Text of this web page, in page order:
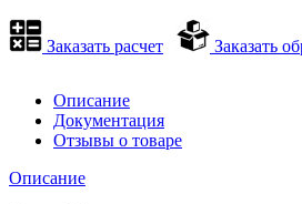
Заказать расчет Заказать
Описание
Документация
Отзывы о товаре
Описание